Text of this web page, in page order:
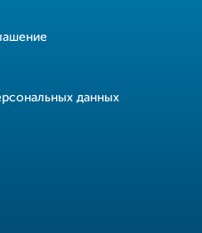
данных